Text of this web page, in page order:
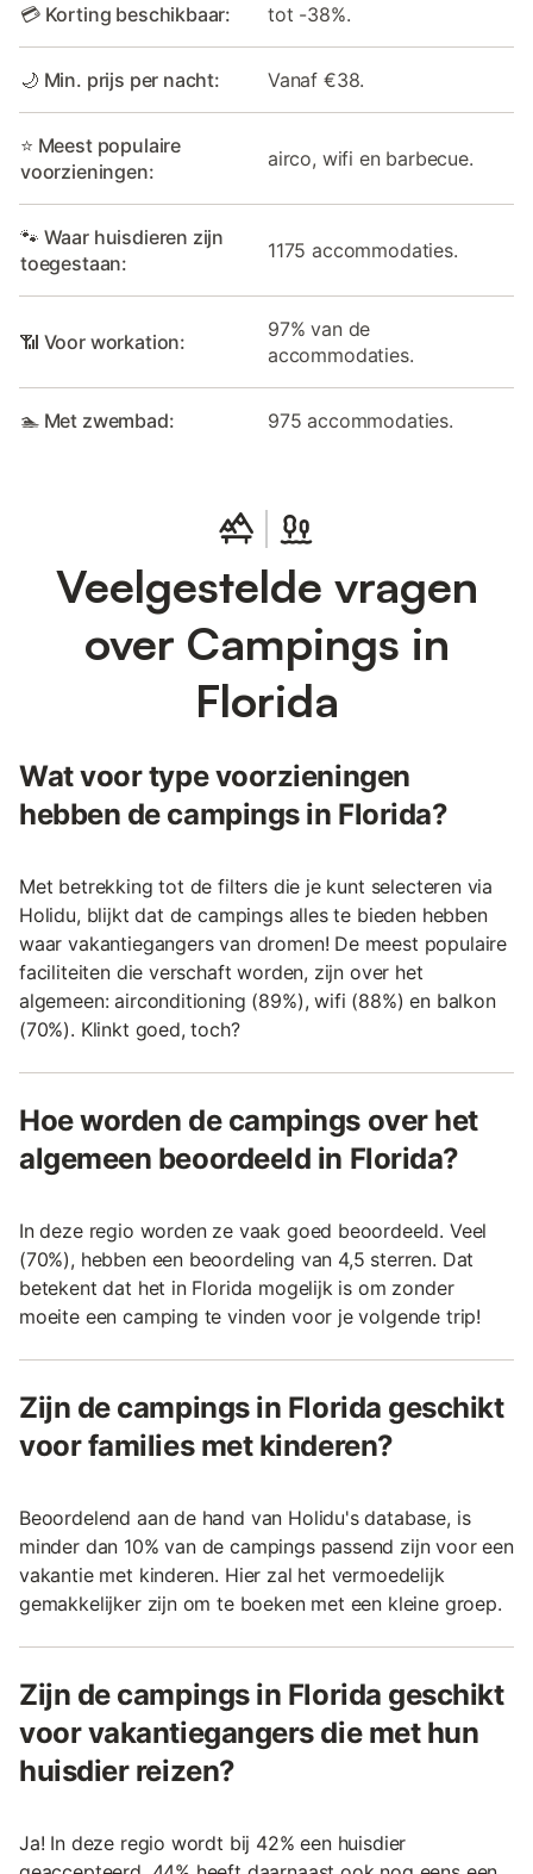
💳 Korting beschikbaar: tot -38%.
🌙 Min. prijs per nacht: Vanaf €38.
⭐ Meest populaire
voorzieningen:
airco, wifi en barbecue.
🐾 Waar huisdieren zijn
toegestaan:
1175 accommodaties.
📶 Voor workation:
97% van de
accommodaties.
🏊 Met zwembad: 975 accommodaties.
Veelgestelde vragen
over Campings in
Florida
Wat voor type voorzieningen
hebben de campings in Florida?
Met betrekking tot de filters die je kunt selecteren via
Holidu, blijkt dat de campings alles te bieden hebben
waar vakantiegangers van dromen! De meest populaire
faciliteiten die verschaft worden, zijn over het
algemeen: airconditioning (89%), wifi (88%) en balkon
(70%). Klinkt goed, toch?
Hoe worden de campings over het
algemeen beoordeeld in Florida?
In deze regio worden ze vaak goed beoordeeld. Veel
(70%), hebben een beoordeling van 4,5 sterren. Dat
betekent dat het in Florida mogelijk is om zonder
moeite een camping te vinden voor je volgende trip!
Zijn de campings in Florida geschikt
voor families met kinderen?
Beoordelend aan de hand van Holidu's database, is
minder dan 10% van de campings passend zijn voor een
vakantie met kinderen. Hier zal het vermoedelijk
gemakkelijker zijn om te boeken met een kleine groep.
Zijn de campings in Florida geschikt
voor vakantiegangers die met hun
huisdier reizen?
Ja! In deze regio wordt bij 42% een huisdier